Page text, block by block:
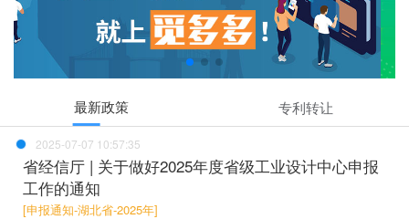
最新政策 专利转让
2025-07-07 10:57:35
省经信厅 | 关于做好2025年度省级工业设计中心申报
工作的通知
[申报通知-湖北省-2025年]